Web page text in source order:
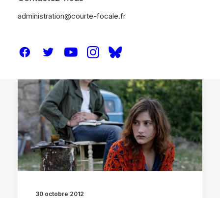
administration@courte-focale.fr
30 octobre 2012